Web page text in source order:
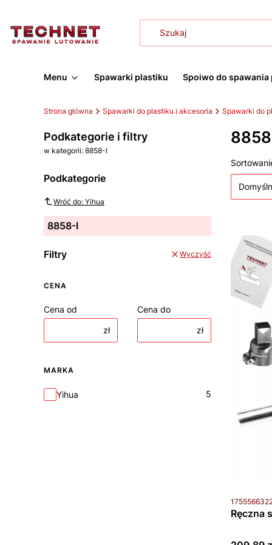
Menu Spawarki plastiku Spoiwo do spawania
Strona główna Spawarki do plastiku i akcesoria Spawarki do
Podkategorie i filtry
w kategorii: 8858-I
Podkategorie
Wróć do: Yihua
8858-I
Filtry Wyczyść
CENA
Cena od
zł
Cena do
zł
MARKA
Marka
Yihua 5
Lista
Kod
Ręczna